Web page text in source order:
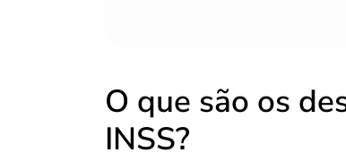
O que são os
INSS?